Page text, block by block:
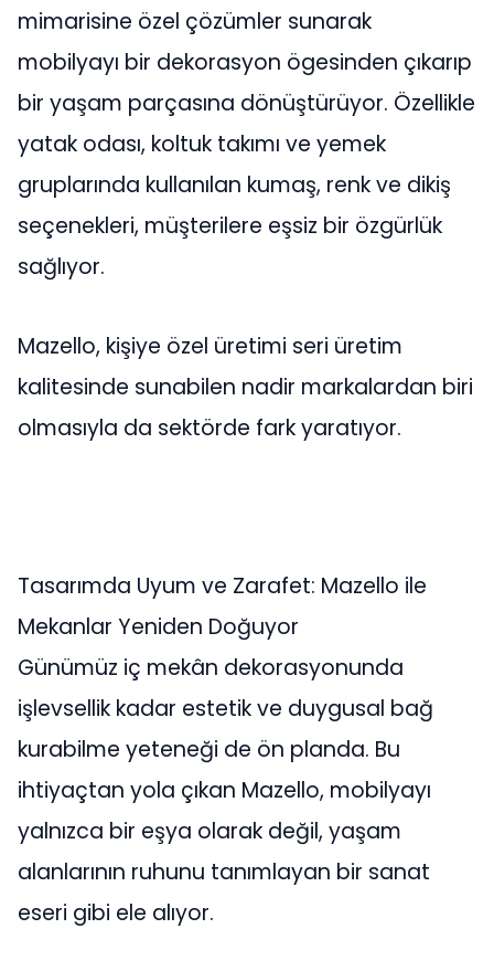
mimarisine özel çözümler sunarak
mobilyayı bir dekorasyon ögesinden çıkarıp
bir yaşam parçasına dönüştürüyor. Özellikle
yatak odası, koltuk takımı ve yemek
gruplarında kullanılan kumaş, renk ve dikiş
seçenekleri, müşterilere eşsiz bir özgürlük
sağlıyor.
Mazello, kişiye özel üretimi seri üretim
kalitesinde sunabilen nadir markalardan biri
olmasıyla da sektörde fark yaratıyor.
Tasarımda Uyum ve Zarafet: Mazello ile
Mekanlar Yeniden Doğuyor
Günümüz iç mekân dekorasyonunda
işlevsellik kadar estetik ve duygusal bağ
kurabilme yeteneği de ön planda. Bu
ihtiyaçtan yola çıkan Mazello, mobilyayı
yalnızca bir eşya olarak değil, yaşam
alanlarının ruhunu tanımlayan bir sanat
eseri gibi ele alıyor.